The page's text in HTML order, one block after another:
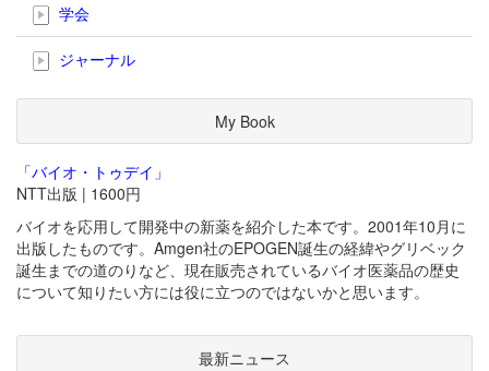
学会
ジャーナル
My Book
「バイオ・トゥデイ」
NTT出版 | 1600円
バイオを応用して開発中の新薬を紹介した本です。2001年10月に
出版したものです。Amgen社のEPOGEN誕生の経緯やグリベック
誕生までの道のりなど、現在販売されているバイオ医薬品の歴史
について知りたい方には役に立つのではないかと思います。
最新ニュース